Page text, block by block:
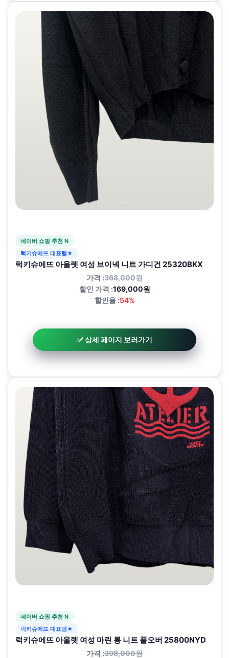
네이버 쇼핑 추천 N
럭키슈에뜨 대표템★
럭키슈에뜨 아울렛 여성 브이넥 니트 가디건 25320BKX
가격 :368,000원
할인 가격 :169,000원
할인율 :54%
✅ 상세 페이지 보러가기
네이버 쇼핑 추천 N
럭키슈에뜨 대표템★
럭키슈에뜨 아울렛 여성 마린 롱 니트 풀오버 25800NYD
가격 :398,000원